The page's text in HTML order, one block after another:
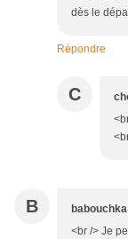
dès le
Répondre
C
B babouchka
<br /> Je